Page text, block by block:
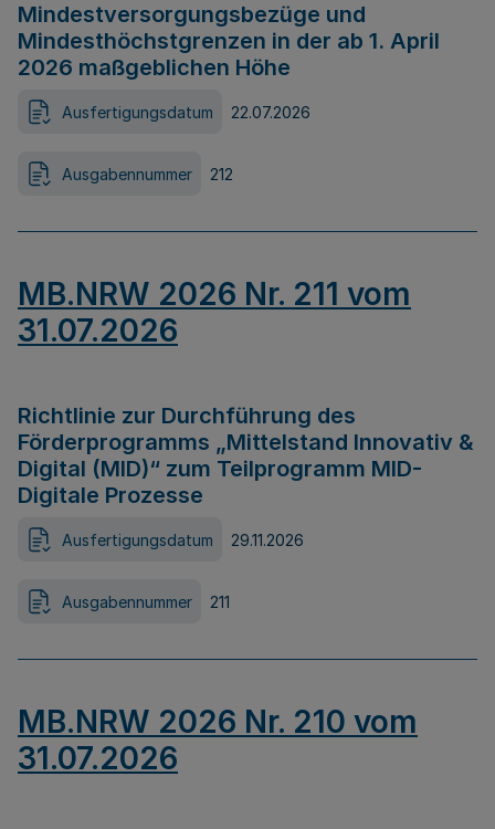
Mindestversorgungsbezüge und
Mindesthöchstgrenzen in der ab 1. April
2026 maßgeblichen Höhe
Ausfertigungsdatum 22.07.2026
Ausgabennummer 212
MB.NRW 2026 Nr. 211 vom
31.07.2026
Richtlinie zur Durchführung des
Förderprogramms „Mittelstand Innovativ &
Digital (MID)“ zum Teilprogramm MID-
Digitale Prozesse
Ausfertigungsdatum 29.11.2026
Ausgabennummer 211
MB.NRW 2026 Nr. 210 vom
31.07.2026